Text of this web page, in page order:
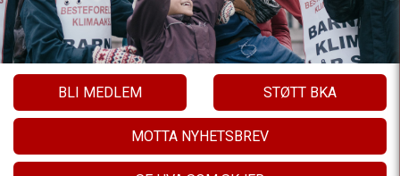
BLI MEDLEM STØTT BKA
MOTTA NYHETSBREV